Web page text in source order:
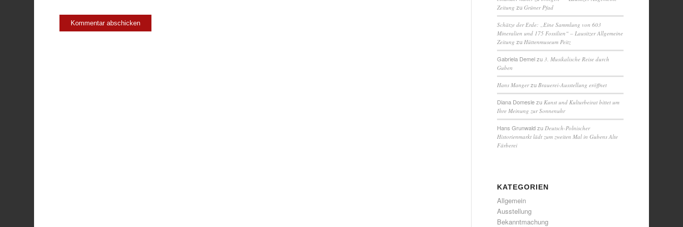
Zeitung zuGrüner Pfad
Schätze der Erde: „Eine Sammlung von 603
Mineralien und 175 Fossilien“ – Lausitzer Allgemeine
Zeitung zu Hüttenmuseum Peitz
Gabriela Demelzu 3. Musikalische Reise durch
Guben
Hans Mangerzu Brauerei-Ausstellung eröffnet
Diana Domeslezu Kunst und Kulturbeirat bittet um
Ihre Meinung zur Sonnenuhr
Hans Grunwaldzu Deutsch-Polnischer
Historienmarkt lädt zum zweiten Mal in Gubens Alte
Färberei
KATEGORIEN
Allgemein
Ausstellung
Bekanntmachung